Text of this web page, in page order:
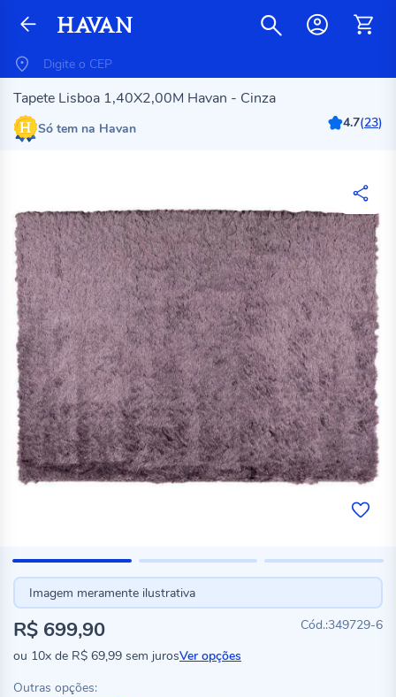
Tapete Lisboa 1,40X2,00M Havan - Cinza
Só tem na Havan 4.7(23)
Imagem meramente ilustrativa
349729-6
R$ 699,90
ou 10x de R$ 69,99 sem jurosVer opções
Outras opções: